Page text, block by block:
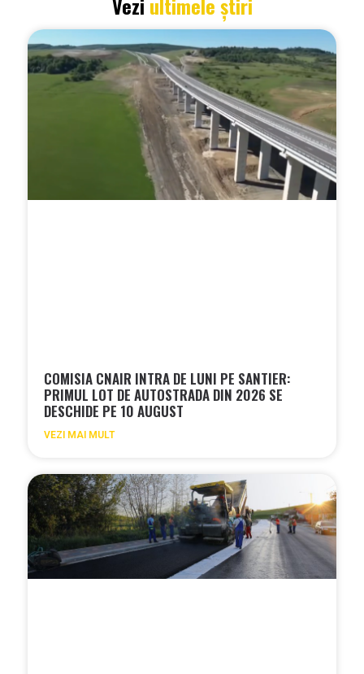
COMISIA CNAIR INTRA DE LUNI PE SANTIER:
PRIMUL LOT DE AUTOSTRADA DIN 2026 SE
DESCHIDE PE 10 AUGUST
VEZI MAI MULT